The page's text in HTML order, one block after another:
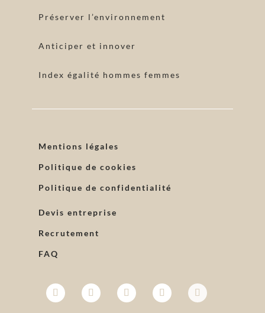
Préserver l’environnement
Anticiper et innover
Index égalité hommes femmes
Mentions légales
Politique de cookies
Politique de confidentialité
Devis entreprise
Recrutement
FAQ